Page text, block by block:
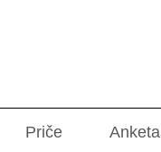
Priče Anketa